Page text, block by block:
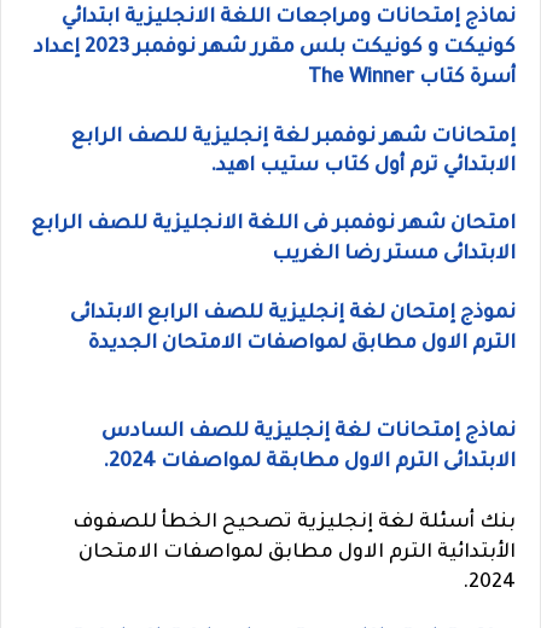
نماذج إمتحانات ومراجعات اللغة الانجليزية ابتدائي
كونيكت و كونيكت بلس مقرر شهر نوفمبر 2023 إعداد
أسرة كتاب The Winner
إمتحانات شهر نوفمبر لغة إنجليزية للصف الرابع
الابتدائي ترم أول كتاب ستيب اهيد.
امتحان شهر نوفمبر فى اللغة الانجليزية للصف الرابع
الابتدائى مستر رضا الغريب
نموذج إمتحان لغة إنجليزية للصف الرابع الابتدائى
الترم الاول مطابق لمواصفات الامتحان الجديدة
نماذج إمتحانات لغة إنجليزية للصف السادس
الابتدائى الترم الاول مطابقة لمواصفات 2024.
بنك أسئلة لغة إنجليزية تصحيح الخطأ للصفوف
الأبتدائية الترم الاول مطابق لمواصفات الامتحان
2024.